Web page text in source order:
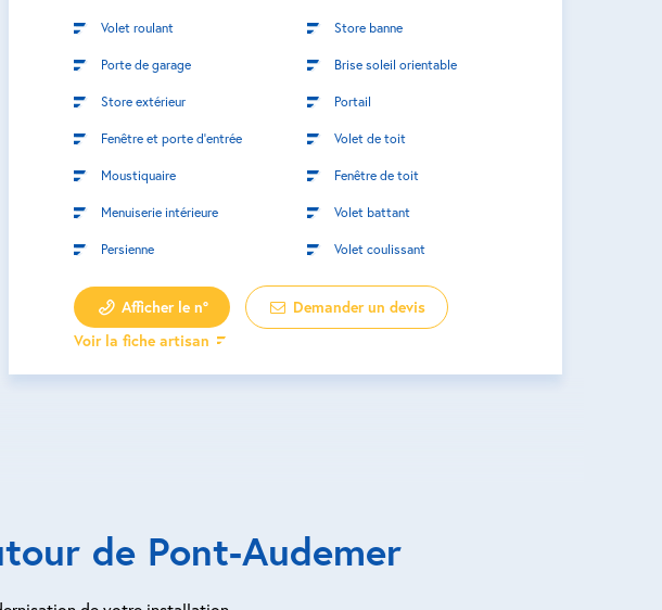
Volet roulant Store banne
Porte de garage Brise soleil orientable
Store extérieur Portail
Fenêtre et porte d’entrée Volet de toit
Moustiquaire Fenêtre de toit
Menuiserie intérieure Volet battant
Persienne Volet coulissant
Afficher le n°
Demander un devis
Voir la fiche artisan
de Pont-Audemer